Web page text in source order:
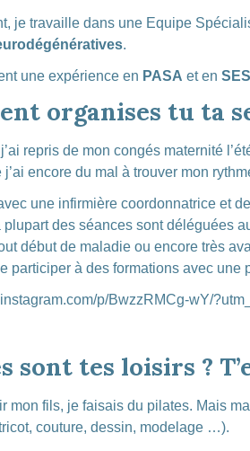
je travaille dans une Equipe
.
une expérience en PASA et en
organises tu ta
repris de mon congés maternité
j’ai encore du mal à trouver mon
une infirmière coordonnatrice et
plupart des séances sont déléguées
début de maladie ou encore très
participer à des formations avec
p/BwzzRMCg-wY/
sont tes loisirs ?
mon fils, je faisais du pilates. Mais
couture, dessin, modelage …).